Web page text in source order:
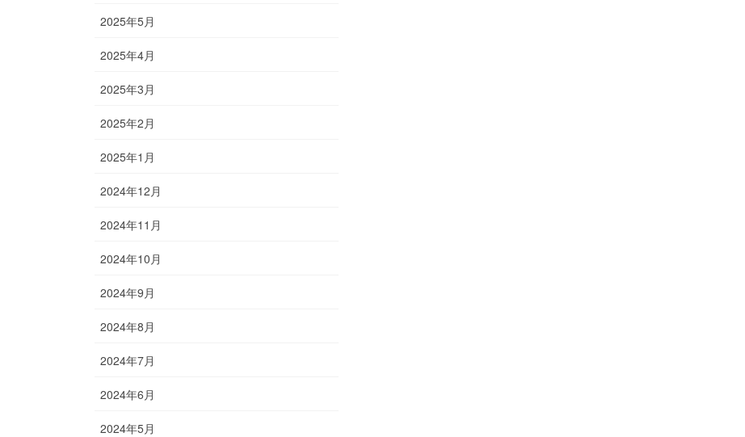
2025年5月
2025年4月
2025年3月
2025年2月
2025年1月
2024年12月
2024年11月
2024年10月
2024年9月
2024年8月
2024年7月
2024年6月
2024年5月